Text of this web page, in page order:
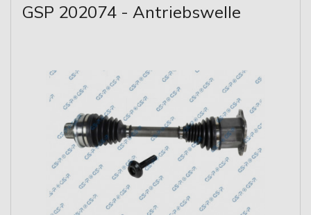
GSP 202074 - Antriebswelle